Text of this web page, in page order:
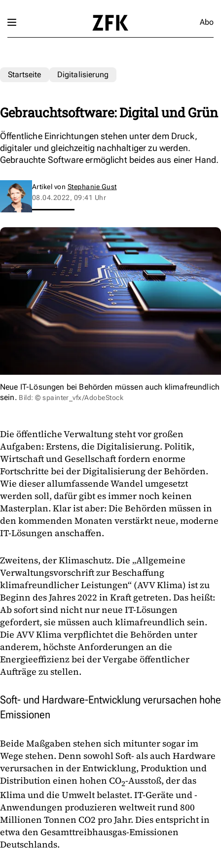
Abo
Startseite Digitalisierung
Gebrauchtsoftware: Digital und Grün
Öffentliche Einrichtungen stehen unter dem Druck,
digitaler und gleichzeitig nachhaltiger zu werden.
Gebrauchte Software ermöglicht beides aus einer Hand.
Artikel von Stephanie Gust
08.04.2022, 09:41 Uhr
Neue IT-Lösungen bei Behörden müssen auch klimafreundlich
sein. Bild: © spainter_vfx/AdobeStock
Die öffentliche Verwaltung steht vor großen
Aufgaben: Erstens, die Digitalisierung. Politik,
Wirtschaft und Gesellschaft fordern enorme
Fortschritte bei der Digitalisierung der Behörden.
Wie dieser allumfassende Wandel umgesetzt
werden soll, dafür gibt es immer noch keinen
Masterplan. Klar ist aber: Die Behörden müssen in
den kommenden Monaten verstärkt neue, moderne
IT-Lösungen anschaffen.
Zweitens, der Klimaschutz. Die „Allgemeine
Verwaltungsvorschrift zur Beschaffung
klimafreundlicher Leistungen“ (AVV Klima) ist zu
Beginn des Jahres 2022 in Kraft getreten. Das heißt:
Ab sofort sind nicht nur neue IT-Lösungen
gefordert, sie müssen auch klimafreundlich sein.
Die AVV Klima verpflichtet die Behörden unter
anderem, höchste Anforderungen an die
Energieeffizienz bei der Vergabe öffentlicher
Aufträge zu stellen.
Soft- und Hardware-Entwicklung verursachen hohe
Emissionen
Beide Maßgaben stehen sich mitunter sogar im
Wege stehen. Denn sowohl Soft- als auch Hardware
verursachen in der Entwicklung, Produktion und
Distribution einen hohen CO2-Ausstoß, der das
Klima und die Umwelt belastet. IT-Geräte und -
Anwendungen produzieren weltweit rund 800
Millionen Tonnen CO2 pro Jahr. Dies entspricht in
etwa den Gesamttreibhausgas-Emissionen
Deutschlands.